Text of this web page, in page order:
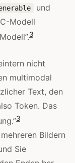
und
Modell
3
nicht
multimodal
Text, den
Token. Das
3
Bildern
Sie